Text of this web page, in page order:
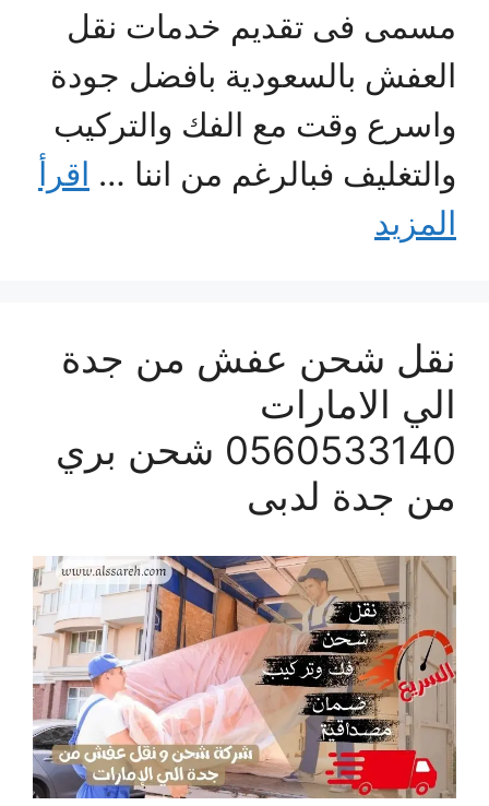
مسمى فى تقديم خدمات نقل
العفش بالسعودية بافضل جودة
واسرع وقت مع الفك والتركيب
والتغليف فبالرغم من اننا … اقرأ
المزيد
نقل شحن عفش من جدة
الي الامارات
0560533140 شحن بري
من جدة لدبى